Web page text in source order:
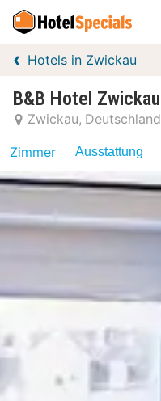
Hotels in Zwickau
B&B Hotel Zwickau
Zwickau Deutschland
Zimmer Ausstattung